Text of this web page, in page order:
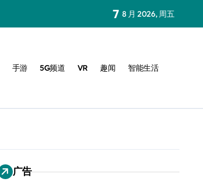
7 8 月 2026, 周五
手游 5G频道 VR 趣闻 智能生活
广告